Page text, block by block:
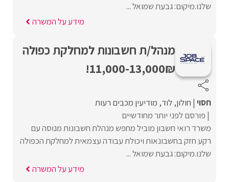
שלנו.מיקום: גבעת שמואל ...
מידע על המשרה
מנהל/ת חשבונות למחלקת כפולה
11,000-13,000₪!
חסוי חולון לוד מודיעין מכבים רעות
פורסם לפני יותר מחודשיים
משרד רואי חשבון מוביל מחפש מנהלת חשבונות מנוסה עם
רקע חזק בחשבונאות ויכולת עבודה עצמאית למחלקת הכפולה
שלנו.מיקום: גבעת שמואל ...
מידע על המשרה